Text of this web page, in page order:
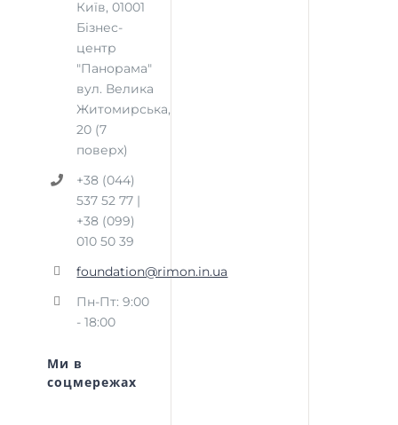
Київ, 01001
Бізнес-
центр
"Панорама"
вул. Велика
Житомирська,
20 (7
поверх)
+38 (044)
537 52 77 |
+38 (099)
010 50 39
foundation@rimon.in.ua
Пн-Пт: 9:00
- 18:00
Ми в
соцмережах